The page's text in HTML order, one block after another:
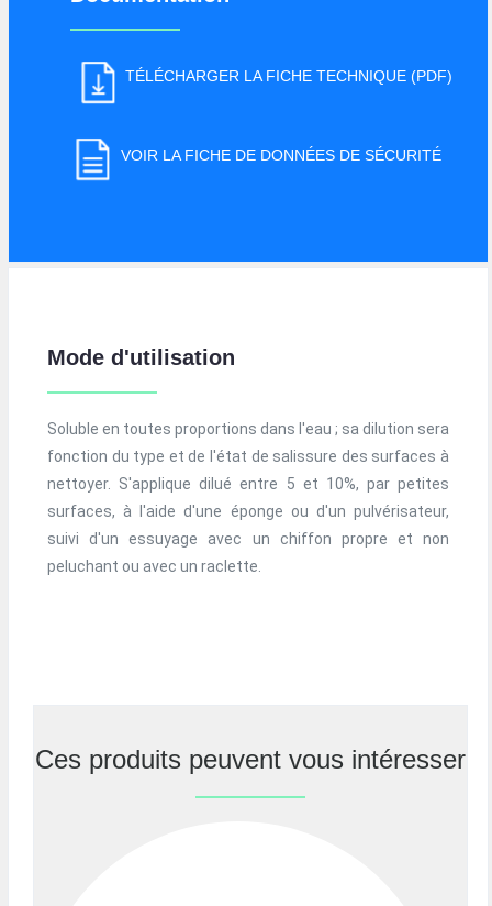
TÉLÉCHARGER LA FICHE TECHNIQUE (PDF)
VOIR LA FICHE DE DONNÉES DE SÉCURITÉ
Mode d'utilisation
Soluble en toutes proportions dans l'eau ; sa dilution sera
fonction du type et de l'état de salissure des surfaces à
nettoyer. S'applique dilué entre 5 et 10%, par petites
surfaces, à l'aide d'une éponge ou d'un pulvérisateur,
suivi d'un essuyage avec un chiffon propre et non
peluchant ou avec un raclette.
Ces produits peuvent vous intéresser